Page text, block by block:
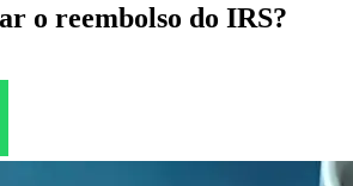
o reembolso do IRS?